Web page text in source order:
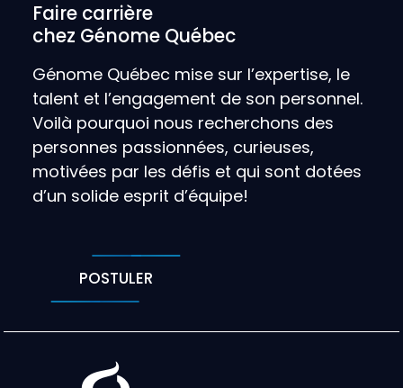
Faire carrière
chez Génome Québec
Génome Québec mise sur l’expertise, le
talent et l’engagement de son personnel.
Voilà pourquoi nous recherchons des
personnes passionnées, curieuses,
motivées par les défis et qui sont dotées
d’un solide esprit d’équipe!
POSTULER